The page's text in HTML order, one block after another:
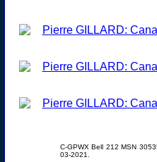
C-GPWX Bell 212 MSN
03-2021.